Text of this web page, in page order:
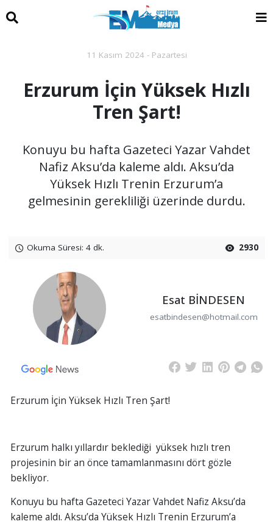
11 Kasım 2024 - Pazartesi
Erzurum İçin Yüksek Hızlı
Tren Şart!
Konuyu bu hafta Gazeteci Yazar Vahdet
Nafiz Aksu’da kaleme aldı. Aksu’da
Yüksek Hızlı Trenin Erzurum’a
gelmesinin gerekliliği üzerinde durdu.
Okuma Süresi: 4 dk. 2930
Esat BİNDESEN
esatbindesen@hotmail.com
Erzurum İçin Yüksek Hızlı Tren Şart!
Erzurum halkı yıllardır beklediği yüksek hızlı tren
projesinin bir an önce tamamlanmasını dört gözle
bekliyor.
Konuyu bu hafta Gazeteci Yazar Vahdet Nafiz Aksu’da
kaleme aldı. Aksu’da Yüksek Hızlı Trenin Erzurum’a